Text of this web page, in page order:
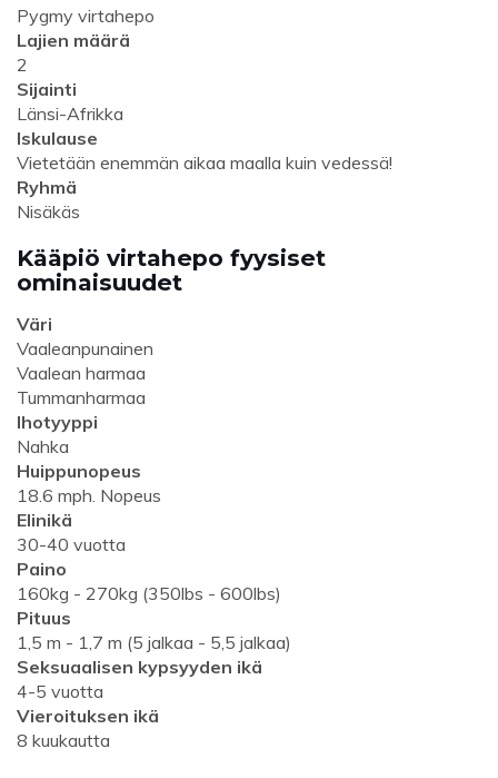
Pygmy virtahepo
Lajien määrä
2
Sijainti
Länsi-Afrikka
Iskulause
Vietetään enemmän aikaa maalla kuin vedessä!
Ryhmä
Nisäkäs
Kääpiö virtahepo fyysiset
ominaisuudet
Väri
Vaaleanpunainen
Vaalean harmaa
Tummanharmaa
Ihotyyppi
Nahka
Huippunopeus
18.6 mph. Nopeus
Elinikä
30-40 vuotta
Paino
160kg - 270kg (350lbs - 600lbs)
Pituus
1,5 m - 1,7 m (5 jalkaa - 5,5 jalkaa)
Seksuaalisen kypsyyden ikä
4-5 vuotta
Vieroituksen ikä
8 kuukautta